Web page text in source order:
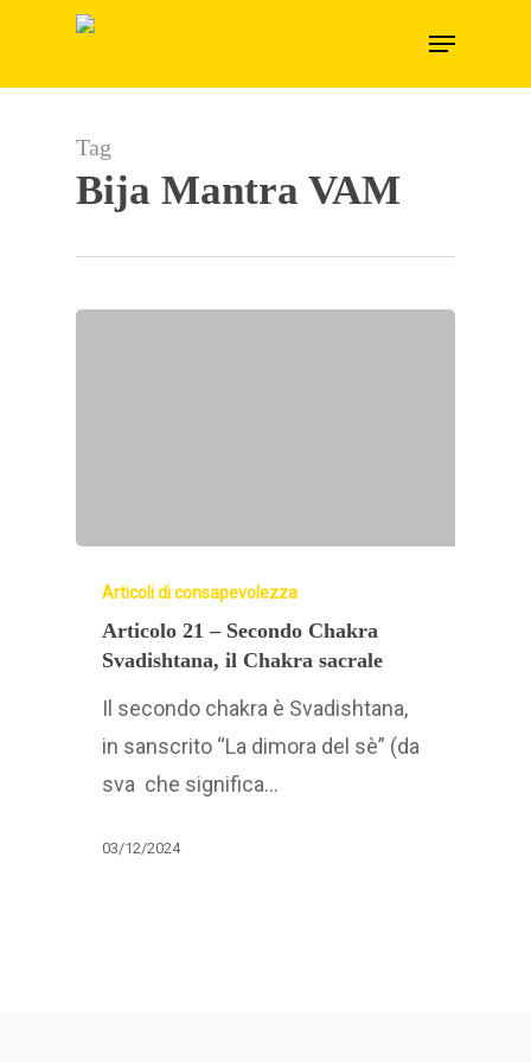
main
Menu
Tag
Bija Mantra VAM
Articoli di consapevolezza
Articolo 21 – Secondo Chakra
Svadishtana, il Chakra sacrale
Il secondo chakra è Svadishtana,
in sanscrito “La dimora del sè” (da
sva che significa…
03/12/2024